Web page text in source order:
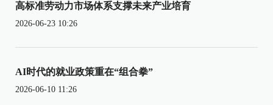
高标准劳动力市场体系支撑未来产业培育
2026-06-23 10:26
AI时代的就业政策重在“组合拳”
2026-06-10 11:26